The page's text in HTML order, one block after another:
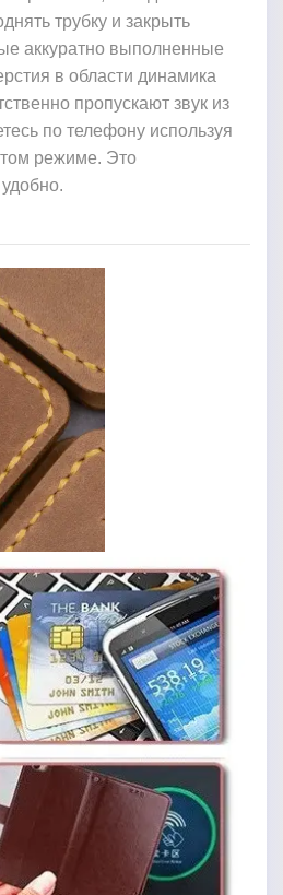
трубку и закрыть
аккуратно выполненные
в области динамика
пропускают звук из
по телефону используя
режиме. Это